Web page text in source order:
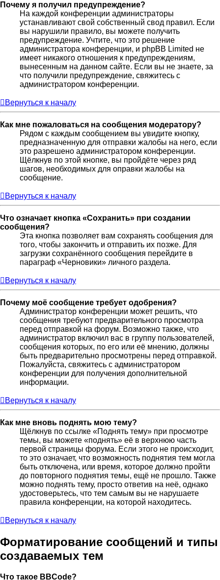
Почему я получил предупреждение?
На каждой конференции администраторы
устанавливают свой собственный свод правил. Если
вы нарушили правило, вы можете получить
предупреждение. Учтите, что это решение
администратора конференции, и phpBB Limited не
имеет никакого отношения к предупреждениям,
вынесенным на данном сайте. Если вы не знаете, за
что получили предупреждение, свяжитесь с
администратором конференции.
Вернуться к началу
Как мне пожаловаться на сообщения модератору?
Рядом с каждым сообщением вы увидите кнопку,
предназначенную для отправки жалобы на него, если
это разрешено администратором конференции.
Щёлкнув по этой кнопке, вы пройдёте через ряд
шагов, необходимых для оправки жалобы на
сообщение.
Вернуться к началу
Что означает кнопка «Сохранить» при создании
сообщения?
Эта кнопка позволяет вам сохранять сообщения для
того, чтобы закончить и отправить их позже. Для
загрузки сохранённого сообщения перейдите в
параграф «Черновики» личного раздела.
Вернуться к началу
Почему моё сообщение требует одобрения?
Администратор конференции может решить, что
сообщения требуют предварительного просмотра
перед отправкой на форум. Возможно также, что
администратор включил вас в группу пользователей,
сообщения которых, по его или её мнению, должны
быть предварительно просмотрены перед отправкой.
Пожалуйста, свяжитесь с администратором
конференции для получения дополнительной
информации.
Вернуться к началу
Как мне вновь поднять мою тему?
Щёлкнув по ссылке «Поднять тему» при просмотре
темы, вы можете «поднять» её в верхнюю часть
первой страницы форума. Если этого не происходит,
то это означает, что возможность поднятия тем могла
быть отключена, или время, которое должно пройти
до повторного поднятия темы, ещё не прошло. Также
можно поднять тему, просто ответив на неё, однако
удостоверьтесь, что тем самым вы не нарушаете
правила конференции, на которой находитесь.
Вернуться к началу
Форматирование сообщений и типы
создаваемых тем
Что такое BBCode?